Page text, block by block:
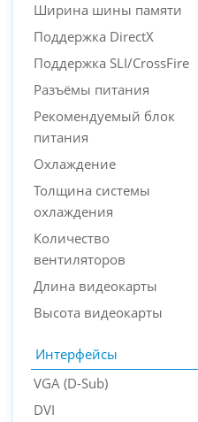
Ширина шины памяти
Поддержка DirectX
Поддержка SLI/CrossFire
Разъёмы питания
Рекомендуемый блок
питания
Охлаждение
Толщина системы
охлаждения
Количество
вентиляторов
Длина видеокарты
Высота видеокарты
Интерфейсы
VGA (D-Sub)
DVI